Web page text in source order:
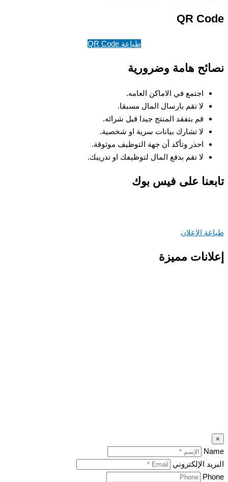
QR
طباعة QR Code
هامة وضرورية
اجتمع في الاماكن العامه.
لا تقم بارسال المال مسبقا.
قم بتفقد المنتج جيدا قبل شرائه.
لا تشارك بيانات سرية او شخصية.
احذر وتأكد أن جهة التوظيف موثوقة.
لا تقم بدفع المال لتوظيفك او تدريبك.
على فيس بوك
الإعلان
مميزة
الإلكتروني